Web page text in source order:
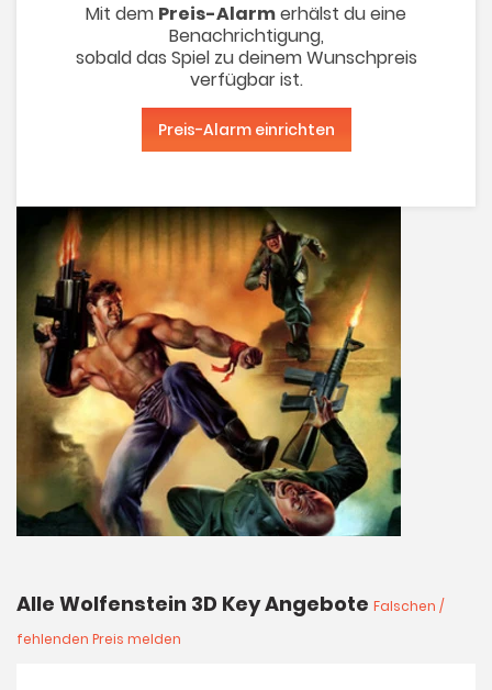
Mit dem Preis-Alarmerhälst du eine
Benachrichtigung,
sobald das Spiel zu deinem Wunschpreis
verfügbar ist.
Preis-Alarm einrichten
Alle Wolfenstein 3D Key Angebote Falschen /
fehlenden Preis melden